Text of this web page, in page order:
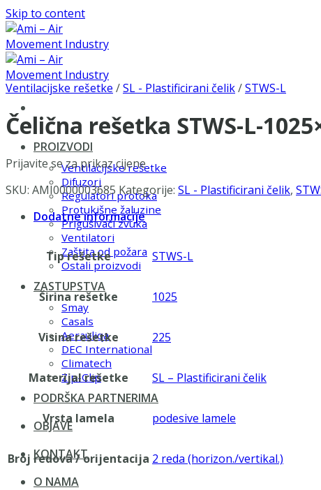
Skip to content
PROIZVODI
Ventilacijske rešetke
Difuzori
Regulatori protoka
Protukišne žaluzine
Prigušivači zvuka
Ventilatori
Zaštita od požara
Ostali proizvodi
ZASTUPSTVA
Smay
Casals
Aerauliqa
DEC International
Climatech
Zip-Clip
PODRŠKA PARTNERIMA
OBJAVE
KONTAKT
O NAMA
Ventilacijske rešetke /SL - Plastificirani čelik/STWS-L
Čelična rešetka STWS-L-
Prijavite se za prikaz cijene
SKU: AMI0000003685 Kategorije: SL - Plastificirani čelik,
Dodatne informacije
Tip rešetke STWS-L
Širina rešetke 1025
Visina rešetke 225
Materijal rešetke SL – Plastificirani čelik
Vrsta lamela podesive lamele
Broj redova / orijentacija 2 reda (horizon./vertikal.)